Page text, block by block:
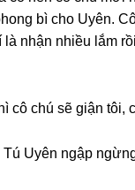
bì cho Uyên.
nhận nhiều lắm
cô chú ѕẽ ɡiận tôi,
Uyên ngập